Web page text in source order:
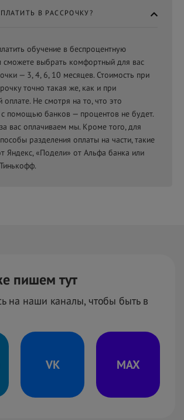
В РАССРОЧКУ?
обучение в беспроцентную
сможете выбрать комфортный для вас
— 3, 4, 6, 10 месяцев. Стоимость при
точно такая же, как и при
оплате. Не смотря на то, что это
помощью банков — процентов не будет.
вас оплачиваем мы. Кроме того, для
разделения оплаты на части, такие
Яндекс, «Подели» от Альфа банка или
пишем тут
на наши каналы, чтобы быть в
VK MAX